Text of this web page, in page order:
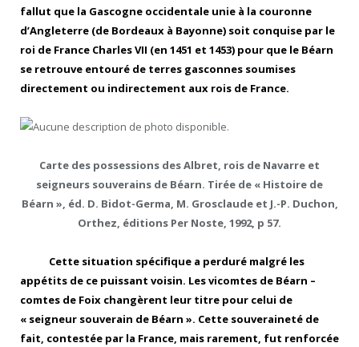
fallut que la Gascogne occidentale unie à la couronne
d’Angleterre (de Bordeaux à Bayonne) soit conquise par le
roi de France Charles VII (en 1451 et 1453) pour que le Béarn
se retrouve entouré de terres gasconnes soumises
directement ou indirectement aux rois de France.
Carte des possessions des Albret, rois de Navarre et
seigneurs souverains de Béarn. Tirée de « Histoire de
Béarn », éd. D. Bidot-Germa, M. Grosclaude et J.-P. Duchon,
Orthez, éditions Per Noste, 1992, p 57.
Cette situation spécifique a perduré malgré les
appétits de ce puissant voisin. Les vicomtes de Béarn –
comtes de Foix changèrent leur titre pour celui de
« seigneur souverain de Béarn ». Cette souveraineté de
fait, contestée par la France, mais rarement, fut renforcée